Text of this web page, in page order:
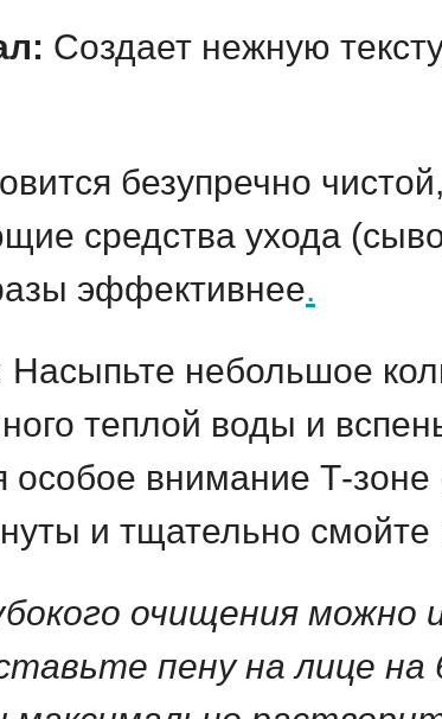
Создает нежную
безупречно
средства ухода
эффективнее.
Насыпьте небольшое
теплой воды и
особое внимание Т-
и тщательно смойте
очищения можно
пену на лице на